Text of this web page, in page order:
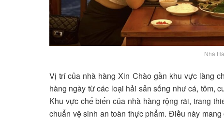
Nhà
Vị trí của nhà hàng Xin Chào gần khu vực làng
hàng ngày từ các loại hải sản sống như cá, tôm,
Khu vực chế biến của nhà hàng rộng rãi, trang
chuẩn vệ sinh an toàn thực phẩm. Điều này